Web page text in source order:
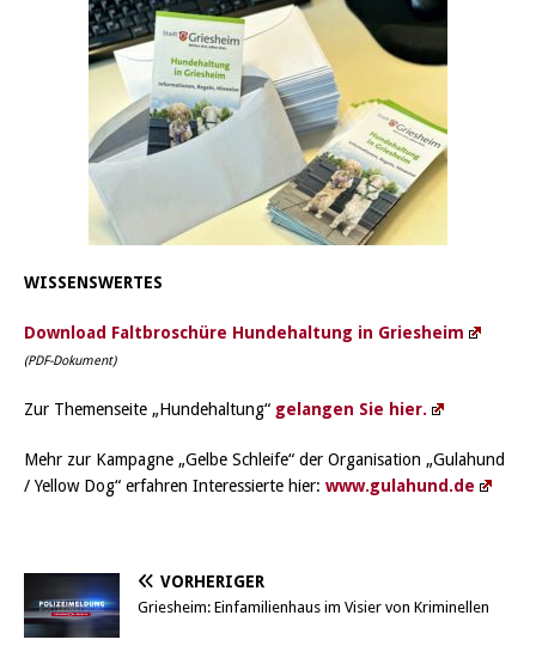
WISSENSWERTES
Download Faltbroschüre Hundehaltung in Griesheim
(PDF-Dokument)
Zur Themenseite „Hundehaltung“ gelangen Sie hier.
Mehr zur Kampagne „Gelbe Schleife“ der Organisation „Gulahund
/ Yellow Dog“ erfahren Interessierte hier: www.gulahund.de
VORHERIGER
Griesheim: Einfamilienhaus im Visier von Kriminellen